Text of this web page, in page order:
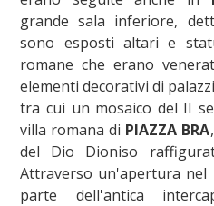
grande sala inferiore,
sono esposti altari e
romane che erano
elementi decorativi di
tra cui un mosaico del II
villa romana di PIAZZA BRA
del Dio Dioniso
Attraverso un'apertura nel
parte dell'antica